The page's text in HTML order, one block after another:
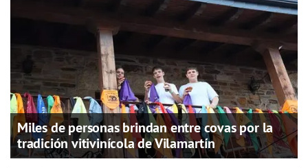
Miles de personas brindan entre covas por la
tradición vitivinícola de Vilamartín